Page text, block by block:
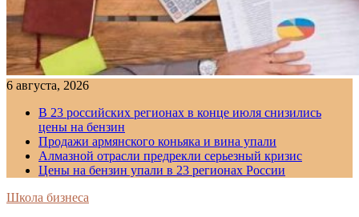
6 августа, 2026
В 23 российских регионах в конце июля снизились
цены на бензин
Продажи армянского коньяка и вина упали
Алмазной отрасли предрекли серьезный кризис
Цены на бензин упали в 23 регионах России
Школа бизнеса